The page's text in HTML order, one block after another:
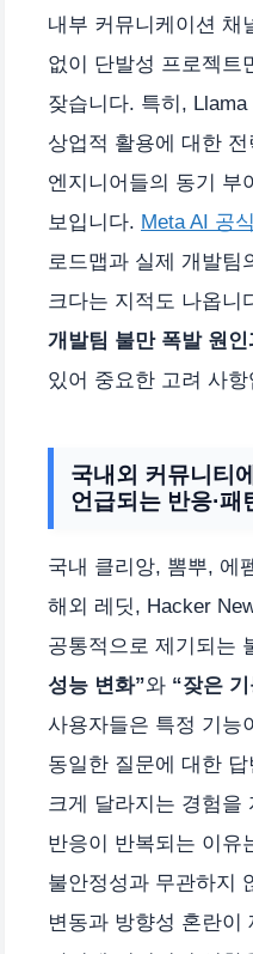
내부 커뮤니케이션 채
없이 단발성 프로젝트
잦습니다. 특히,
상업적 활용에 대한
엔지니어들의 동기 부
보입니다. Meta AI 공
로드맵과 실제 개발팀
크다는 지적도 나옵니
개발팀 불만 폭발 원인
있어 중요한 고려 사항
국내외 커뮤니티
언급되는 반응·패
국내 클리앙, 뽐뿌, 에
해외 레딧, Hacker
공통적으로 제기되는
성능 변화”와 “잦은
사용자들은 특정 기능
동일한 질문에 대한
크게 달라지는 경험을
반응이 반복되는 이유
불안정성과 무관하지
변동과 방향성 혼란이